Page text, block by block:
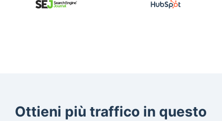
Ottieni più traffico in questo